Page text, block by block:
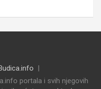
portala i svih njegovih